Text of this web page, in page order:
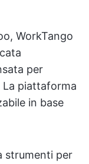
WorkTango
per
La piattaforma
in base
strumenti per